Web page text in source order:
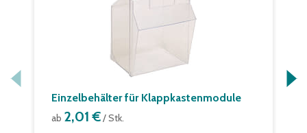
Einzelbehälter für Klappkastenmodule
ab 2,01 €/ Stk.